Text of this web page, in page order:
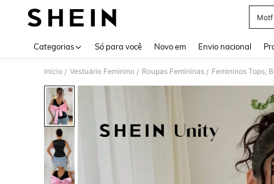
Motf
Categorias Só para você Novo em Envio nacional
Início / Vestuário Feminino / Roupas Femininas / Femininos Tops,